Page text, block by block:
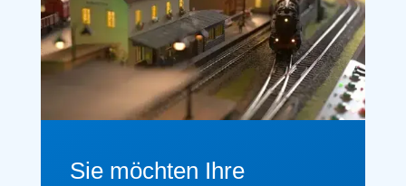
Sie möchten Ihre